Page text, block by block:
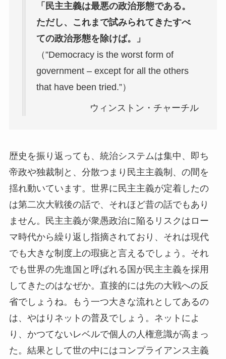
「民主主義は最悪の政治形態である。
ただし、これまで試みられてきたすべ
ての政治形態を除けば。」
（”Democracy is the worst form of
government – except for all the others
that have been tried.”）
ウィンストン・チャーチル
歴史を振り返っても、統治システムは集中、即ち
帝政や独裁制と、分散つまり民主主義制、の間を
揺れ動いています。世界に民主主義が定着したの
は第二次大戦後の話で、それほど昔の話でもあり
ません。民主主義が衆愚政治に陥るリスクはロー
マ時代から繰り返し指摘されており、それは現代
でも大きな制度上の瑕疵と言えるでしょう。それ
でも世界の先進国と呼ばれる国が民主主義を採用
してきたのはなぜか。直接的には先の大戦への反
省でしょうね。もう一つ大きな流れとしてあるの
は、やはりネットの普及でしょう。ネットによ
り、かつてないレベルで個人の人権意識が高まっ
た。結果として世の中にはコンプライアンス主義